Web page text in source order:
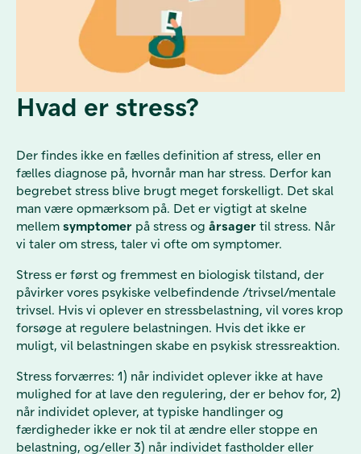
Hvad er stress?
Der findes ikke en fælles definition af stress, eller en
fælles diagnose på, hvornår man har stress. Derfor kan
begrebet stress blive brugt meget forskelligt. Det skal
man være opmærksom på. Det er vigtigt at skelne
mellem symptomer på stress og årsager til stress. Når
vi taler om stress, taler vi ofte om symptomer.
Stress er først og fremmest en biologisk tilstand, der
påvirker vores psykiske velbefindende /trivsel/mentale
trivsel. Hvis vi oplever en stressbelastning, vil vores krop
forsøge at regulere belastningen. Hvis det ikke er
muligt, vil belastningen skabe en psykisk stressreaktion.
Stress forværres: 1) når individet oplever ikke at have
mulighed for at lave den regulering, der er behov for, 2)
når individet oplever, at typiske handlinger og
færdigheder ikke er nok til at ændre eller stoppe en
belastning, og/eller 3) når individet fastholder eller